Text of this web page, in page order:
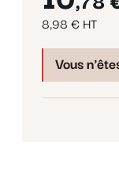
8,98 € HT
Vous